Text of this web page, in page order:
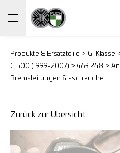
Produkte & Ersatzteile G-Klasse
G 500 (1999-2007) > 463.248
Bremsleitungen & -schläuche
Zurück zur Übersicht